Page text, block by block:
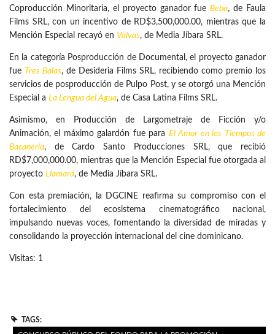
Coproducción Minoritaria, el proyecto ganador fueBeba, de Faula
Films SRL, con un incentivo de RD$3,500,000.00, mientras que la
Mención Especial recayó en Valvas, de Media Jíbara SRL.
En la categoría Posproducción de Documental, el proyecto ganador
fue Tres Balas, de Desideria Films SRL, recibiendo como premio los
servicios de posproducción de Pulpo Post, y se otorgó una Mención
Especial a La Lengua del Agua, de Casa Latina Films SRL.
Asimismo, en Producción de Largometraje de Ficción y/o
Animación, el máximo galardón fue para El Amor en los Tiempos de
Bacanería, de Cardo Santo Producciones SRL, que recibió
RD$7,000,000.00, mientras que la Mención Especial fue otorgada al
proyecto Llamará, de Media Jíbara SRL.
Con esta premiación, la DGCINE reafirma su compromiso con el
fortalecimiento del ecosistema cinematográfico nacional,
impulsando nuevas voces, fomentando la diversidad de miradas y
consolidando la proyección internacional del cine dominicano.
Visitas: 1
TAGS: